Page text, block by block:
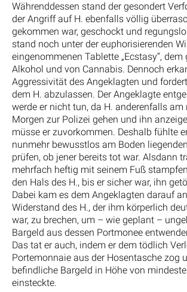
Währenddessen stand der gesondert
der Angriff auf H. ebenfalls völlig
gekommen war, geschockt und
stand noch unter der euphorisierenden
eingenommenen Tablette „Ecstasy“, dem
Alkohol und von Cannabis. Dennoch
Aggressivität des Angeklagten und
dem H. abzulassen. Der Angeklagte
werde er nicht tun, da H. anderenfalls am
Morgen zur Polizei gehen und ihn
müsse er zuvorkommen. Deshalb fühlte
nunmehr bewusstlos am Boden
prüfen, ob jener bereits tot war. Alsdann
mehrfach heftig mit seinem Fuß
den Hals des H., bis er sicher war, ihn
Dabei kam es dem Angeklagten darauf
Widerstand des H., der ihm körperlich
war, zu brechen, um – wie geplant –
Bargeld aus dessen Portmonee
Das tat er auch, indem er dem tödlich
Portemonnaie aus der Hosentasche zog
befindliche Bargeld in Höhe von
einsteckte.